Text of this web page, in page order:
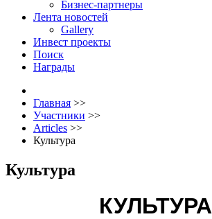
Бизнес-партнеры
Лента новостей
Gallery
Инвест проекты
Поиск
Награды
Главная >>
Участники >>
Articles >>
Культура
Культура
КУЛЬТУРА